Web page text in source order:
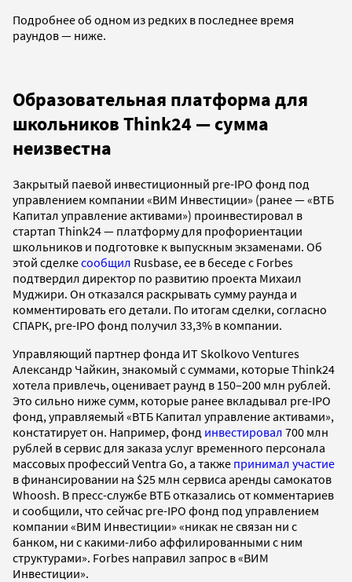
Подробнее об одном из редких в последнее время
раундов — ниже.
Образовательная платформа для
школьников Think24 — сумма
неизвестна
Закрытый паевой инвестиционный pre-IPO фонд под
управлением компании «ВИМ Инвестиции» (ранее — «ВТБ
Капитал управление активами») проинвестировал в
стартап Think24 — платформу для профориентации
школьников и подготовке к выпускным экзаменами. Об
этой сделкесообщил Rusbase, ее в беседе с Forbes
подтвердил директор по развитию проекта Михаил
Муджири. Он отказался раскрывать сумму раунда и
комментировать его детали. По итогам сделки, согласно
СПАРК, pre-IPO фонд получил 33,3% в компании.
Управляющий партнер фонда ИТ Skolkovo Ventures
Александр Чайкин, знакомый с суммами, которые Think24
хотела привлечь, оценивает раунд в 150–200 млн рублей.
Это сильно ниже сумм, которые ранее вкладывал pre-IPO
фонд, управляемый «ВТБ Капитал управление активами»,
констатирует он. Например, фонд инвестировал 700 млн
рублей в сервис для заказа услуг временного персонала
массовых профессий Ventra Go, а также принимал участие
в финансировании на $25 млн сервиса аренды самокатов
Whoosh. В пресс-службе ВТБ отказались от комментариев
и сообщили, что сейчас pre-IPO фонд под управлением
компании «ВИМ Инвестиции» «никак не связан ни с
банком, ни с какими-либо аффилированными с ним
структурами». Forbes направил запрос в «ВИМ
Инвестиции».